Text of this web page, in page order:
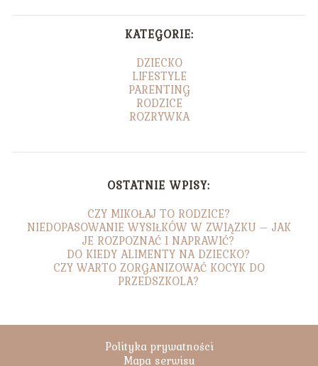
KATEGORIE:
DZIECKO
LIFESTYLE
PARENTING
RODZICE
ROZRYWKA
OSTATNIE WPISY:
CZY MIKOŁAJ TO RODZICE?
NIEDOPASOWANIE WYSIŁKÓW W ZWIĄZKU – JAK
JE ROZPOZNAĆ I NAPRAWIĆ?
DO KIEDY ALIMENTY NA DZIECKO?
CZY WARTO ZORGANIZOWAĆ KOCYK DO
PRZEDSZKOLA?
Polityka prywatności
Mapa serwisu